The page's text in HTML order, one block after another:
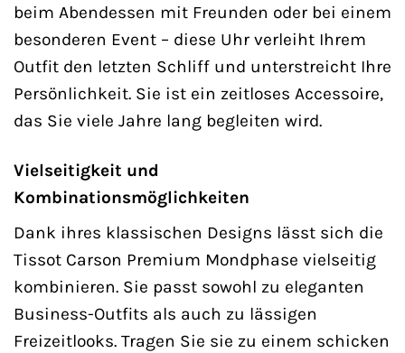
beim Abendessen mit Freunden oder bei einem
besonderen Event – diese Uhr verleiht Ihrem
Outfit den letzten Schliff und unterstreicht Ihre
Persönlichkeit. Sie ist ein zeitloses Accessoire,
das Sie viele Jahre lang begleiten wird.
Vielseitigkeit und
Kombinationsmöglichkeiten
Dank ihres klassischen Designs lässt sich die
Tissot Carson Premium Mondphase vielseitig
kombinieren. Sie passt sowohl zu eleganten
Business-Outfits als auch zu lässigen
Freizeitlooks. Tragen Sie sie zu einem schicken